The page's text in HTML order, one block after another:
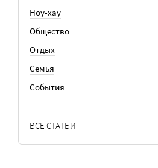
Ноу-хау
Общество
Отдых
Семья
События
ВСЕ СТАТЬИ